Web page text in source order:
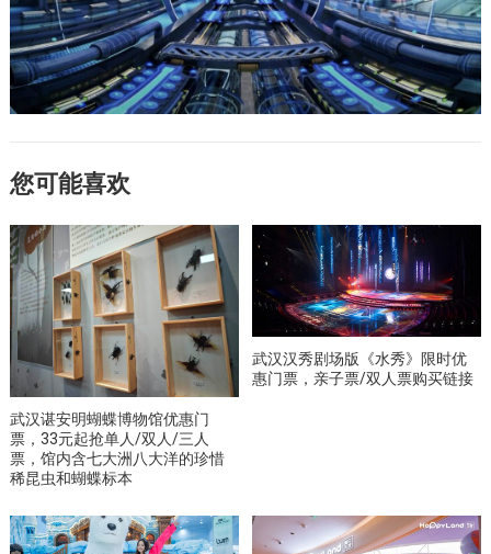
您可能喜欢
武汉谌安明蝴蝶博物馆优惠门
票，33元起抢单人/双人/三人
票，馆内含七大洲八大洋的珍惜
稀昆虫和蝴蝶标本
武汉汉秀剧场版《水秀》限时优
惠门票，亲子票/双人票购买链接